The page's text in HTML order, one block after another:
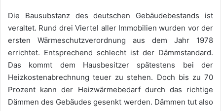
Die Bausubstanz des deutschen Gebäudebestands ist
veraltet. Rund drei Viertel aller Immobilien wurden vor der
ersten Wärmeschutzverordnung aus dem Jahr 1978
errichtet. Entsprechend schlecht ist der Dämmstandard.
Das kommt dem Hausbesitzer spätestens bei der
Heizkostenabrechnung teuer zu stehen. Doch bis zu 70
Prozent kann der Heizwärmebedarf durch das richtige
Dämmen des Gebäudes gesenkt werden. Dämmen tut also